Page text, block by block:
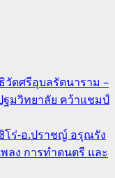
วัดศรีอุบลรัตนาราม –
ฐมวิทยาลัย คว้าแชมป์
โร่-อ.ปราชญ์ อรุณรัง
พลง การทำดนตรี และ